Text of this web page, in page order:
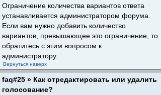
Ограничение количества вариантов ответа
устанавливается администратором форума.
Если вам нужно добавить количество
вариантов, превышающее это ограничение, то
обратитесь с этим вопросом к
администратору.
Вернуться наверх
faq#25 » Как отредактировать или удалить
голосование?